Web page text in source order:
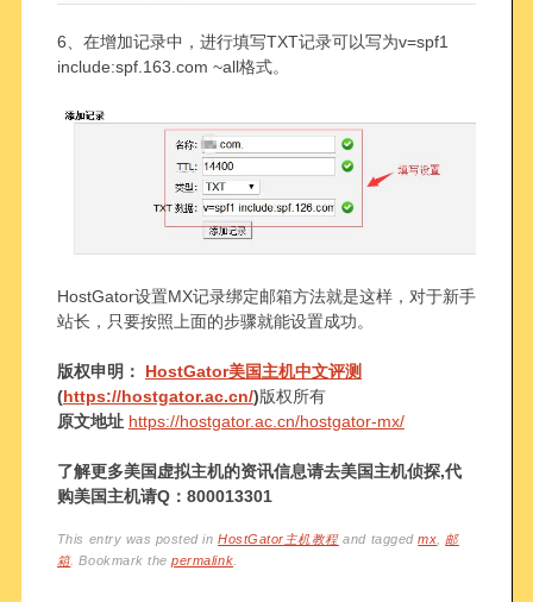
6、在增加记录中，进行填写TXT记录可以写为v=spf1
include:spf.163.com ~all格式。
HostGator设置MX记录绑定邮箱方法就是这样，对于新手
站长，只要按照上面的步骤就能设置成功。
版权申明： HostGator美国主机中文评测
(https://hostgator.ac.cn/)版权所有
原文地址 https://hostgator.ac.cn/hostgator-mx/
了解更多美国虚拟主机的资讯信息请去美国主机侦探,代
购美国主机请Q：800013301
This entry was posted inHostGator主机教程and taggedmx
邮
箱. Bookmark thepermalink